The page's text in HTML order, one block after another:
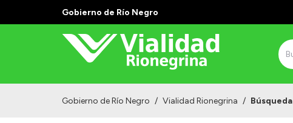
Gobierno de Río Negro
Gobierno de Río Negro / Vialidad Rionegrina / Búsqueda